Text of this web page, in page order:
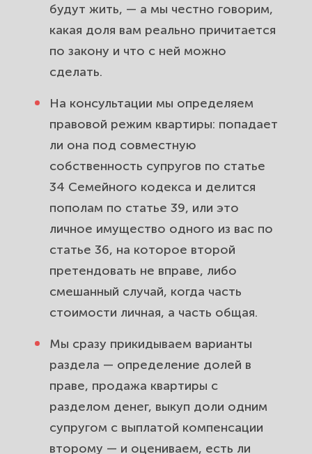
будут жить, — а мы честно говорим,
какая доля вам реально причитается
по закону и что с ней можно
сделать.
На консультации мы определяем
правовой режим квартиры: попадает
ли она под совместную
собственность супругов по статье
34 Семейного кодекса и делится
пополам по статье 39, или это
личное имущество одного из вас по
статье 36, на которое второй
претендовать не вправе, либо
смешанный случай, когда часть
стоимости личная, а часть общая.
Мы сразу прикидываем варианты
раздела — определение долей в
праве, продажа квартиры с
разделом денег, выкуп доли одним
супругом с выплатой компенсации
второму — и оцениваем, есть ли